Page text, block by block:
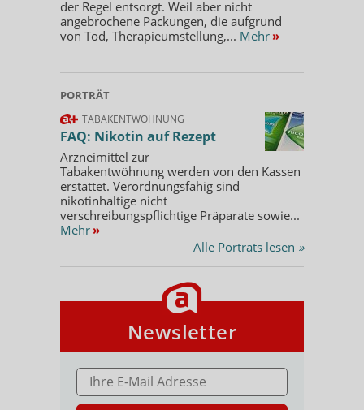
der Regel entsorgt. Weil aber nicht
angebrochene Packungen, die aufgrund
von Tod, Therapieumstellung,... Mehr »
PORTRÄT
TABAKENTWÖHNUNG
FAQ: Nikotin auf Rezept
Arzneimittel zur
Tabakentwöhnung werden von den Kassen
erstattet. Verordnungsfähig sind
nikotinhaltige nicht
verschreibungspflichtige Präparate sowie...
Mehr »
Alle Porträts lesen »
Newsletter
E-MAIL ADRESSE